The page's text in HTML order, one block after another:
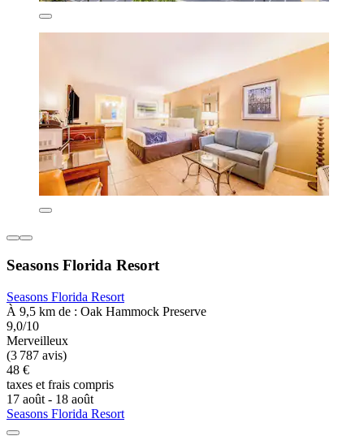
Seasons Florida Resort
Seasons Florida Resort
À 9,5 km de : Oak Hammock Preserve
9,0/10
Merveilleux
(3 787 avis)
48 €
taxes et frais compris
17 août - 18 août
Seasons Florida Resort